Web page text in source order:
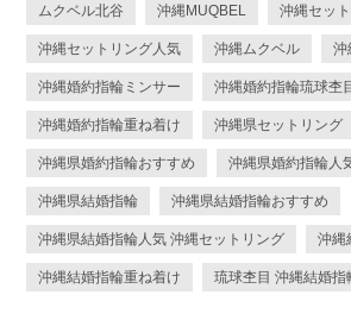
ムクベル北谷 沖縄MUQBEL 沖縄セッ
沖縄セットリング人気 沖縄ムクベル 沖
沖縄婚約指輪ミンサー 沖縄婚約指輪琉球杢
沖縄婚約指輪重ね着け 沖縄県セットリング
沖縄県婚約指輪おすすめ 沖縄県婚約指輪人
沖縄県結婚指輪 沖縄県結婚指輪おすすめ
沖縄県結婚指輪人気 沖縄セットリング 沖縄
沖縄結婚指輪重ね着け 琉球杢目 沖縄結婚指